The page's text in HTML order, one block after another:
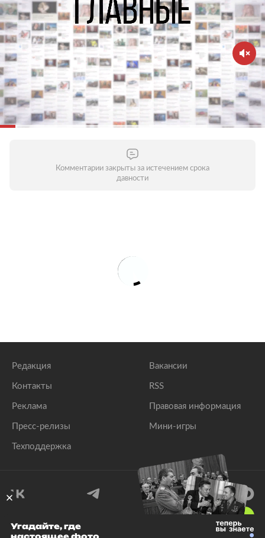
Комментарии закрыты за истечением срока
давности
Редакция
Контакты
Реклама
Пресс-релизы
Техподдержка
Вакансии
RSS
Правовая информация
Мини-игры
© 1999–2026 Все права защищены.
Угадайте, где